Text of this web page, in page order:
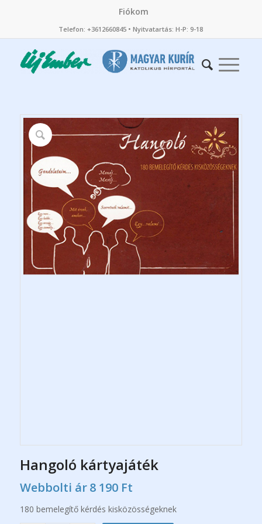
Fiókom
Telefon: +3612660845 • Nyitvatartás: H-P: 9-18
Hangoló kártyajáték
Webbolti ár 8 190 Ft
180 bemelegítő kérdés kisközösségeknek